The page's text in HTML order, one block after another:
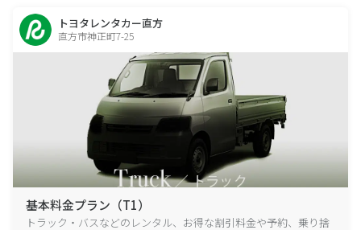
トヨタレンタカー直方
直方市神正町7-25
基本料金プラン（T1）
トラック・バスなどのレンタル、お得な割引料金や予約、乗り捨